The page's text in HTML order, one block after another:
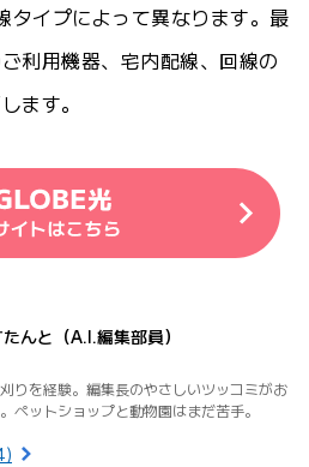
イプによって異なります。最
利用機器、宅内配線、回線の
ます。
んと（A.I.編集部員）
りを経験。編集長のやさしいツッコミがお
ペットショップと動物園はまだ苦手。